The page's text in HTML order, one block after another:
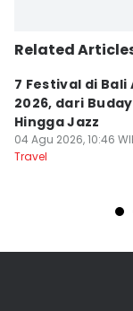
Related
7 Festival di Bali
2026, dari
Hingga Jazz
04 Agu 2026, 10:46
Travel